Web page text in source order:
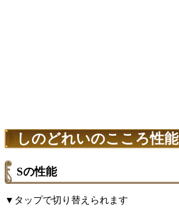
しのどれいのこころ性能
Sの性能
▼タップで切り替えられます